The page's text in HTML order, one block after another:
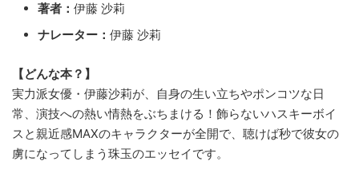
著者： 伊藤 沙莉
ナレーター： 伊藤 沙莉
【どんな本？】
実力派女優・伊藤沙莉が、自身の生い立ちやポンコツな日
常、演技への熱い情熱をぶちまける！飾らないハスキーボイ
スと親近感MAXのキャラクターが全開で、聴けば秒で彼女の
虜になってしまう珠玉のエッセイです。